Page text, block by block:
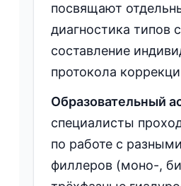
посвящают
диагностика типов
составление
протокола
Образовательный
специалисты
по работе с
филлеров (моно-,